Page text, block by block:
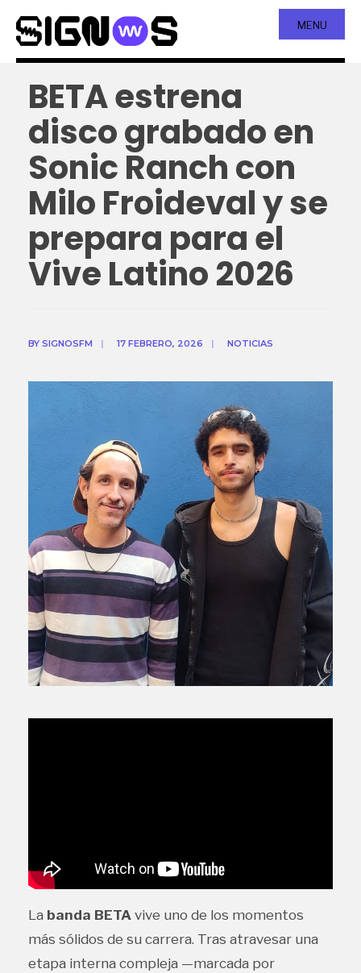
MENU
BETA estrena
disco grabado en
Sonic Ranch con
Milo Froideval y se
prepara para el
Vive Latino 2026
BY SIGNOSFM | 17 FEBRERO, 2026 | NOTICIAS
La banda BETA vive uno de los momentos
más sólidos de su carrera. Tras atravesar una
etapa interna compleja —marcada por